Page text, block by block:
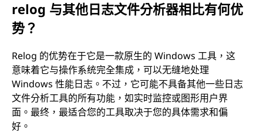
relog 与其他日志文件分析器相比有何优
势？
Relog 的优势在于它是一款原生的 Windows 工具，这
意味着它与操作系统完全集成，可以无缝地处理
Windows 性能日志。不过，它可能不具备其他一些日志
文件分析工具的所有功能，如实时监控或图形用户界
面。最终，最适合您的工具取决于您的具体需求和偏
好。